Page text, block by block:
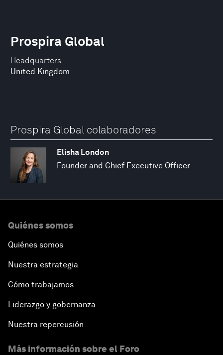
Headquarters
United Kingdom
Prospira Global
Prospira Global colaboradores
Elisha London
Founder and Chief Executive Officer
Quiénes somos
Quiénes somos
Nuestra estrategia
Cómo trabajamos
Liderazgo y gobernanza
Nuestra repercusión
Más información sobre el Foro